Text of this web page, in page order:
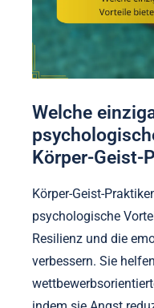
Welche
Körper-Geist-
Körper-Geist-
psychologische
Resilienz und die
verbessern. Sie